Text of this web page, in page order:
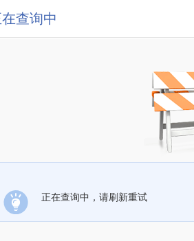
查询中
正在查询中，请刷新重试